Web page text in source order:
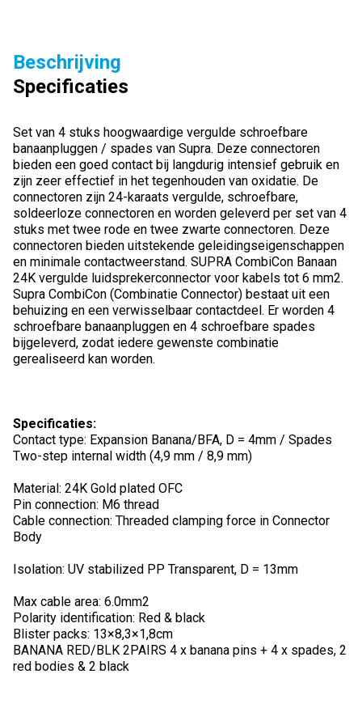
Beschrijving
Specificaties
Set van 4 stuks hoogwaardige vergulde schroefbare
banaanpluggen / spades van Supra. Deze connectoren
bieden een goed contact bij langdurig intensief gebruik en
zijn zeer effectief in het tegenhouden van oxidatie. De
connectoren zijn 24-karaats vergulde, schroefbare,
soldeerloze connectoren en worden geleverd per set van 4
stuks met twee rode en twee zwarte connectoren. Deze
connectoren bieden uitstekende geleidingseigenschappen
en minimale contactweerstand. SUPRA CombiCon Banaan
24K vergulde luidsprekerconnector voor kabels tot 6 mm2.
Supra CombiCon (Combinatie Connector) bestaat uit een
behuizing en een verwisselbaar contactdeel. Er worden 4
schroefbare banaanpluggen en 4 schroefbare spades
bijgeleverd, zodat iedere gewenste combinatie
gerealiseerd kan worden.
Specificaties:
Contact type: Expansion Banana/BFA, D = 4mm / Spades
Two-step internal width (4,9 mm / 8,9 mm)
Material: 24K Gold plated OFC
Pin connection: M6 thread
Cable connection: Threaded clamping force in Connector
Body
Isolation: UV stabilized PP Transparent, D = 13mm
Max cable area: 6.0mm2
Polarity identification: Red & black
Blister packs: 13×8,3×1,8cm
BANANA RED/BLK 2PAIRS 4 x banana pins + 4 x spades, 2
red bodies & 2 black